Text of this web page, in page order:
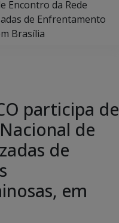
Encontro da Rede
de Enfrentamento
Brasília
participa de
de
de
em